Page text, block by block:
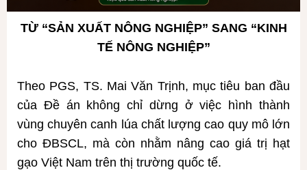
TỪ “SẢN XUẤT NÔNG NGHIỆP” SANG “KINH
TẾ NÔNG NGHIỆP”
Theo PGS, TS. Mai Văn Trịnh, mục tiêu ban đầu
của Đề án không chỉ dừng ở việc hình thành
vùng chuyên canh lúa chất lượng cao quy mô lớn
cho ĐBSCL, mà còn nhằm nâng cao giá trị hạt
gạo Việt Nam trên thị trường quốc tế.